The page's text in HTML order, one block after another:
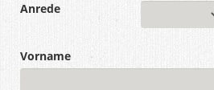
Anrede
Vorname